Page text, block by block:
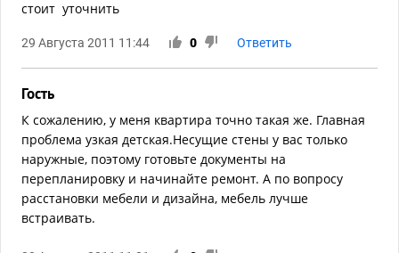
стоит уточнить
29 Августа 2011 11:44 0 Ответить
Гость
К сожалению, у меня квартира точно такая же. Главная
проблема узкая детская.Несущие стены у вас только
наружные, поэтому готовьте документы на
перепланировку и начинайте ремонт. А по вопросу
расстановки мебели и дизайна, мебель лучше
встраивать.